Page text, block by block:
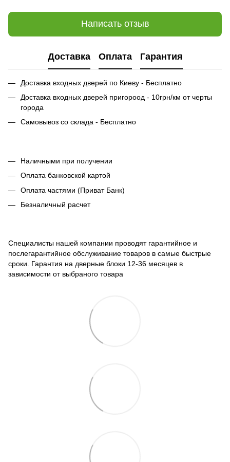
Написать отзыв
Доставка Оплата Гарантия
Доставка входных дверей по Киеву - Бесплатно
Доставка входных дверей пригороод - 10грн/км от черты
города
Самовывоз со склада - Бесплатно
Наличными при получении
Оплата банковской картой
Оплата частями (Приват Банк)
Безналичный расчет
Специалисты нашей компании проводят гарантийное и
послегарантийное обслуживание товаров в самые быстрые
сроки. Гарантия на дверные блоки 12-36 месяцев в
зависимости от выбраного товара